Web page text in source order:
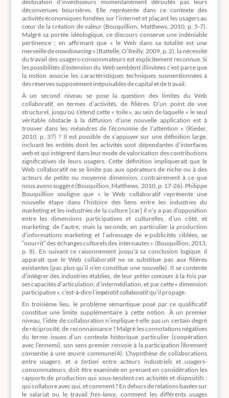
destination d’investisseurs momentanément déroutés pas leurs
déconvenues boursières. Elle représente dans ce contexte des
activités économiques fondées sur l’internet et plaçant les usagers au
cœur de la création de valeur (Bouquillion, Matthews, 2010, p. 5-7).
Malgré sa portée idéologique, ce discours conserve une indéniable
pertinence ; en affirmant que « le Web dans sa totalité est une
merveille decrowdsourcing» (Battelle, O’Reilly, 2009, p. 2), la nécessité
du travail des usagers-consommateurs est explicitement reconnue. Si
les possibilités d’extension du Web semblent illimitées c’est parce que
la notion associe les caractéristiques techniques susmentionnées à
des réserves supposément inépuisables de capital et de travail.
À un second niveau se pose la question des limites du Web
collaboratif, en termes d’activités, de filières. D’un point de vue
structurel, jusqu’où s’étend cette « toile », au sein de laquelle « le seul
véritable obstacle à la diffusion d’une nouvelle application est à
trouver dans les méandres de l’économie de l’attention » (Rieder,
2010, p. 37) ? Il est possible de s’appuyer sur une définition large,
incluant les entités dont les activités sont dépendantes d’interfaces
web et qui intègrent dans leur mode de valorisation des contributions
significatives de leurs usagers. Cette définition impliquerait que le
Web collaboratif ne se limite pas aux opérateurs de niche ou à des
acteurs de petite ou moyenne dimension, contrairement à ce que
nous avons suggéré (Bouquillion, Matthews, 2010, p. 17-26). Philippe
Bouquillion souligne que « le Web collaboratif représente une
nouvelle étape dans l’histoire des liens entre les industries du
marketing et les industries de la culture [car] il n’y a pas d’opposition
entre les dimensions participatives et culturelles, d’un côté, et
marketing, de l’autre, mais la seconde, en particulier la production
d’informations marketing et l’adressage de e-publicités ciblées, se
“nourrit” des échanges culturels des internautes » (Bouquillion, 2013,
p. 8). En suivant ce raisonnement jusqu’à sa conclusion logique, il
apparaît que le Web collaboratif ne se substitue pas aux filières
existantes (pas plus qu’il n’en constitue une nouvelle). Il se contente
d’intégrer des industries établies, de leur prêter concours à la fois par
ses capacités d’articulation, d’intermédiation, et par cette « dimension
participative », c’est-à-dire l’impératif collaboratifqu’il propage.
En troisième lieu, le problème sémantique posé par ce qualificatif
constitue une limite supplémentaire à cette notion. À un premier
niveau, l’idée de collaboration n’implique-t-elle pas un certain degré
de réciprocité, de reconnaissance ? Malgré les connotations négatives
du terme issues d’un contexte historique particulier (coopération
avec l’ennemi), son sens premier renvoie à la participation librement
consentie à une œuvre commune(4) . L’hypothèse de collaborations
entre usagers, et a fortiorientre acteurs industriels et usagers-
consommateurs, doit être examinée en prenant en considération les
rapports de production qui sous-tendent ces activités et dispositifs :
qui collabore avec qui, et comment ? En dehors de relations basées sur
le salariat ou le travailfree-lance , comment les différents usages